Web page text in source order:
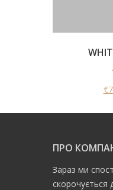
ПРО
Зараз ми
скорочується